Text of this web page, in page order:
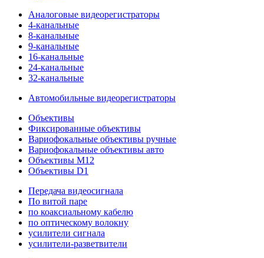
Аналоговые видеорегистраторы
4-канальные
8-канальные
9-канальные
16-канальные
24-канальные
32-канальные
Автомобильные видеорегистраторы
Объективы
Фиксированные объективы
Вариофокальные объективы ручные
Вариофокальные объективы авто
Объективы M12
Объективы D1
Передача видеосигнала
По витой паре
по коаксиальному кабелю
по оптическому волокну
усилители сигнала
усилители-разветвители